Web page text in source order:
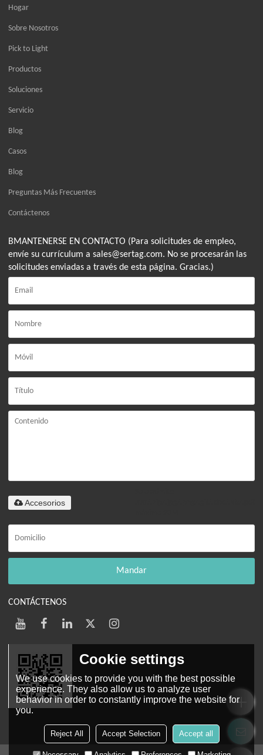
Hogar
Sobre Nosotros
Pick to Light
Productos
Soluciones
Servicio
Blog
Casos
Blog
Preguntas Más Frecuentes
Contáctenos
BMANTENERSE EN CONTACTO (Para solicitudes de empleo,
envíe su currículum a sales@sertag.com. No se procesarán las
solicitudes enviadas a través de esta página. Gracias.)
Accesorios
Mandar
CONTÁCTENOS
Web móvil
Cookie settings
We use cookies to provide you with the best possible
experience. They also allow us to analyze user
behavior in order to constantly improve the website for
you.
Reject All Accept Selection Accept all